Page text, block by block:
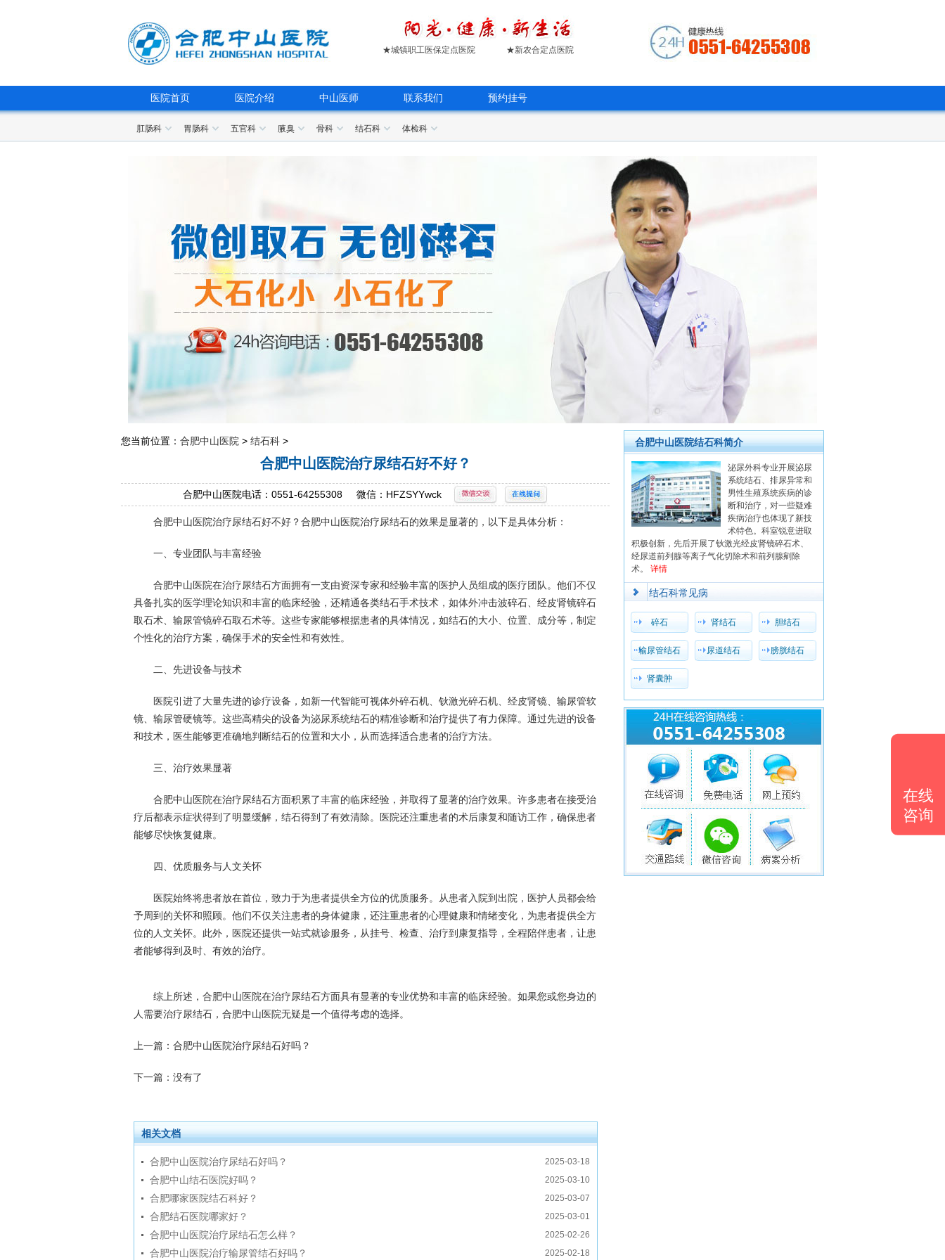
★城镇职工医保定点医院 ★新农合定点医院
医院首页 医院介绍 中山医师 联系我们 预约挂号
肛肠科 胃肠科 五官科 腋臭 骨科 结石科 体检科
您当前位置： 合肥中山医院 > 结石科 >
合肥中山医院治疗尿结石好不好？
合肥中山医院电话：0551-64255308 微信：HFZSYYwck
合肥中山医院治疗尿结石好不好？合肥中山医院治疗尿结石的效果是显著的，以下是具体分析：
一、专业团队与丰富经验
合肥中山医院在治疗尿结石方面拥有一支由资深专家和经验丰富的医护人员组成的医疗团队。他们不仅
具备扎实的医学理论知识和丰富的临床经验，还精通各类结石手术技术，如体外冲击波碎石、经皮肾镜碎石
取石术、输尿管镜碎石取石术等。这些专家能够根据患者的具体情况，如结石的大小、位置、成分等，制定
个性化的治疗方案，确保手术的安全性和有效性。
二、先进设备与技术
医院引进了大量先进的诊疗设备，如新一代智能可视体外碎石机、钬激光碎石机、经皮肾镜、输尿管软
镜、输尿管硬镜等。这些高精尖的设备为泌尿系统结石的精准诊断和治疗提供了有力保障。通过先进的设备
和技术，医生能够更准确地判断结石的位置和大小，从而选择适合患者的治疗方法。
三、治疗效果显著
合肥中山医院在治疗尿结石方面积累了丰富的临床经验，并取得了显著的治疗效果。许多患者在接受治
疗后都表示症状得到了明显缓解，结石得到了有效清除。医院还注重患者的术后康复和随访工作，确保患者
能够尽快恢复健康。
四、优质服务与人文关怀
医院始终将患者放在首位，致力于为患者提供全方位的优质服务。从患者入院到出院，医护人员都会给
予周到的关怀和照顾。他们不仅关注患者的身体健康，还注重患者的心理健康和情绪变化，为患者提供全方
位的人文关怀。此外，医院还提供一站式就诊服务，从挂号、检查、治疗到康复指导，全程陪伴患者，让患
者能够得到及时、有效的治疗。
综上所述，合肥中山医院在治疗尿结石方面具有显著的专业优势和丰富的临床经验。如果您或您身边的
人需要治疗尿结石，合肥中山医院无疑是一个值得考虑的选择。
上一篇： 合肥中山医院治疗尿结石好吗？
下一篇：没有了
相关文档
2025-03-18
合肥中山医院治疗尿结石好吗？
2025-03-10
合肥中山结石医院好吗？
2025-03-07
合肥哪家医院结石科好？
2025-03-01
合肥结石医院哪家好？
2025-02-26
合肥中山医院治疗尿结石怎么样？
2025-02-18
合肥中山医院治疗输尿管结石好吗？
合肥中山医院结石科简介
泌尿外科专业开展泌尿
系统结石、排尿异常和
男性生殖系统疾病的诊
断和治疗，对一些疑难
疾病治疗也体现了新技
术特色。科室锐意进取
积极创新，先后开展了钬激光经皮肾镜碎石术、
经尿道前列腺等离子气化切除术和前列腺剜除
术。 详情
结石科常见病
碎石 肾结石 胆结石
输尿管结石 尿道结石 膀胱结石
肾囊肿
在线
咨询